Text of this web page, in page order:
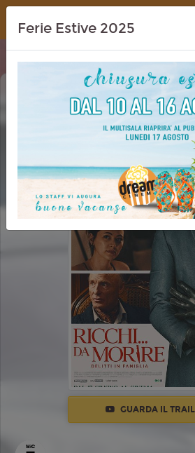
Dream Cinema
RICCHI DA MORIRE -
FAMIGLIA (HOW TO
GUARDA IL
Ferie Estive 2025